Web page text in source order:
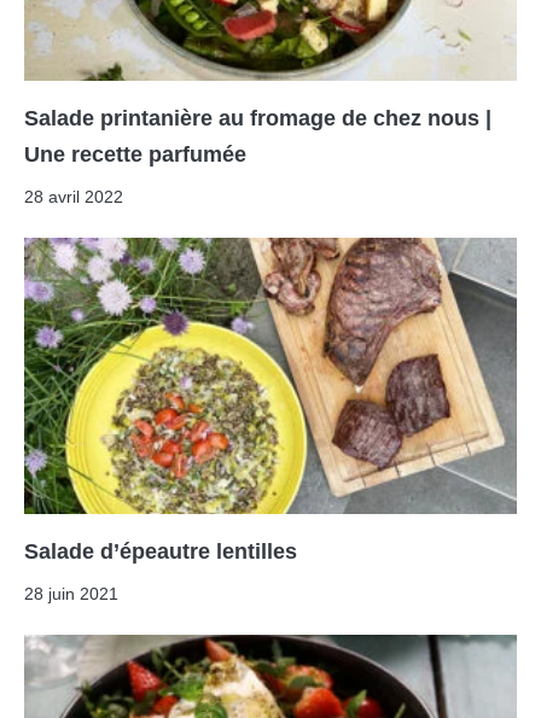
Salade printanière au fromage de chez nous |
Une recette parfumée
28 avril 2022
Salade d’épeautre lentilles
28 juin 2021